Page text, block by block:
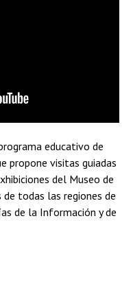
educativo de
propone visitas guiadas
del Museo de
todas las regiones de
de la Información y de